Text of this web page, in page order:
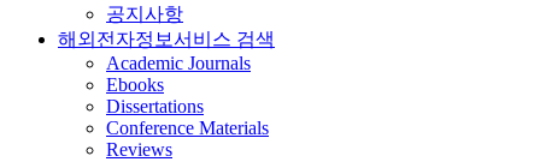
공지사항
해외전자정보서비스 검색
Academic Journals
Ebooks
Dissertations
Conference Materials
Reviews